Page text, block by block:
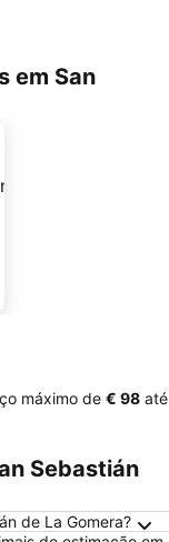
em San
máximo de ‎€ 98 até
Sebastián
de La Gomera?